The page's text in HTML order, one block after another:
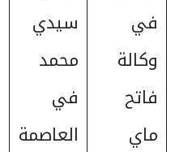
في
وكالة
فاتح
ماي
سيدي
محمد
في
العاصمة